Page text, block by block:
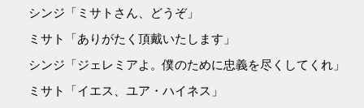
シンジ「ミサトさん、どうぞ」
ミサト「ありがたく頂戴いたします」
シンジ「ジェレミアよ。僕のために忠義を尽くしてくれ」
ミサト「イエス、ユア・ハイネス」